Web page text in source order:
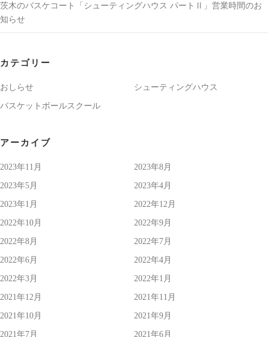
茨木のバスケコート「シューティングハウス パートⅡ」営業時間のお
知らせ
カテゴリー
おしらせ シューティングハウス
バスケットボールスクール
アーカイブ
2023年11月 2023年8月
2023年5月 2023年4月
2023年1月 2022年12月
2022年10月 2022年9月
2022年8月 2022年7月
2022年6月 2022年4月
2022年3月 2022年1月
2021年12月 2021年11月
2021年10月 2021年9月
2021年7月 2021年6月